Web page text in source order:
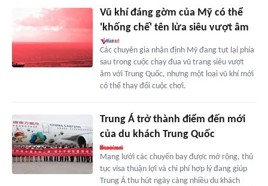
Vũ khí đáng gờm của Mỹ có thể
'khống chế' tên lửa siêu vượt âm
Các chuyên gia nhận định Mỹ đang tụt lại phía
sau trong cuộc chạy đua vũ trang siêu vượt
âm với Trung Quốc, nhưng một loại vũ khí mới
có thể thay đổi cuộc chơi.
Trung Á trở thành điểm đến mới
của du khách Trung Quốc
Mạng lưới các chuyến bay được mở rộng, thủ
tục visa thuận lợi và chi phí hợp lý đang giúp
Trung Á thu hút ngày càng nhiều du khách